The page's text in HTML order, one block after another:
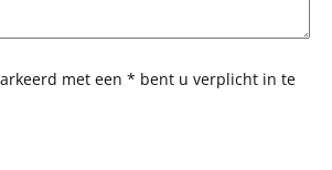
met een * bent u verplicht in te